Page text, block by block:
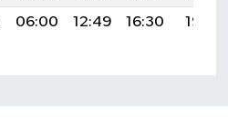
06:00 12:49 16:30 19:28